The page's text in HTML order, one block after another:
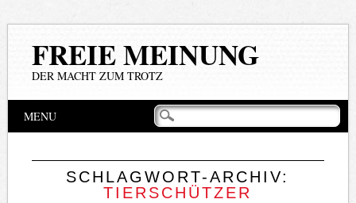
FREIE MEINUNG
DER MACHT ZUM TROTZ
Hauptmenü
Inhalt
MENU
SCHLAGWORT-ARCHIV:
TIERSCHÜTZER